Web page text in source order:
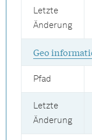
Letzte
Änderung
Geo
Pfad
Letzte
Änderung